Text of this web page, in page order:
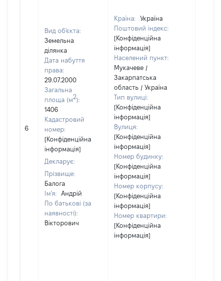
6
Вид об'єкта:
Земельна
ділянка
Дата набуття
права:
29.07.2000
Загальна
площа (м2):
1406
Кадастровий
номер:
[Конфіденційна
інформація]
Декларує:
Прізвище:
Балога
Ім'я:
Андрій
По батькові (за
наявності):
Вікторович
Країна:
Україна
Поштовий індекс:
[Конфіденційна
інформація]
Населений пункт:
Мукачеве /
Закарпатська
область / Україна
Тип вулиці:
[Конфіденційна
інформація]
Вулиця:
[Конфіденційна
інформація]
Номер будинку:
[Конфіденційна
інформація]
Номер корпусу:
[Конфіденційна
інформація]
Номер квартири:
[Конфіденційна
інформація]